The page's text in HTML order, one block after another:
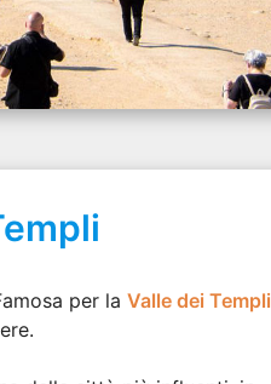
per la Valle dei Templi